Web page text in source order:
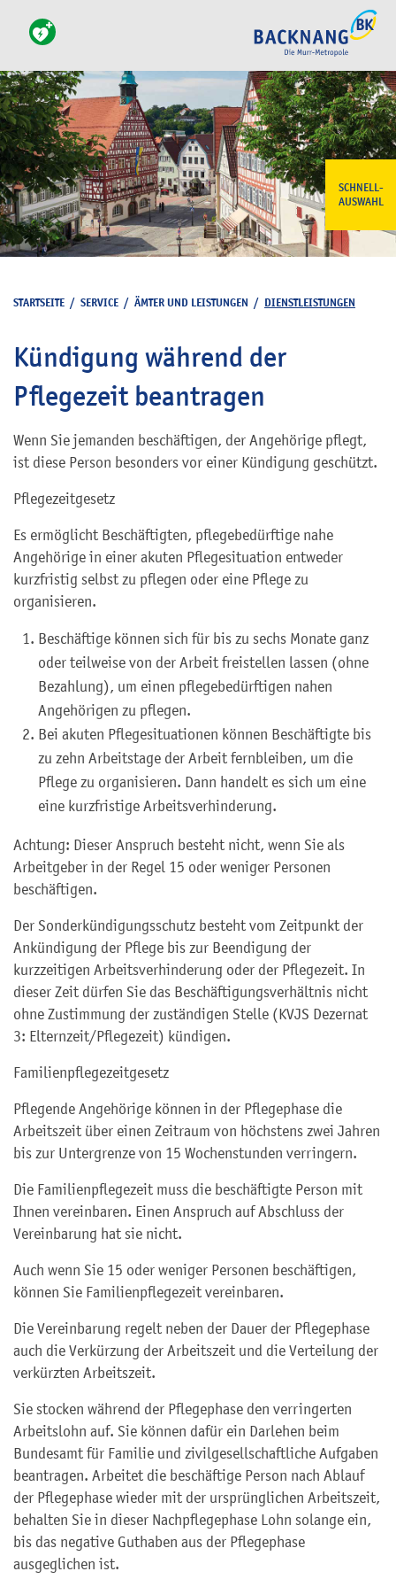
SCHNELL-
AUSWAHL
STARTSEITE / SERVICE / ÄMTER UND LEISTUNGEN / DIENSTLEISTUNGEN
Kündigung während der
Pflegezeit beantragen
Wenn Sie jemanden beschäftigen, der Angehörige pflegt,
ist diese Person besonders vor einer Kündigung geschützt.
Pflegezeitgesetz
Es ermöglicht Beschäftigten, pflegebedürftige nahe
Angehörige in einer akuten Pflegesituation entweder
kurzfristig selbst zu pflegen oder eine Pflege zu
organisieren.
Beschäftige können sich für bis zu sechs Monate ganz
oder teilweise von der Arbeit freistellen lassen (ohne
Bezahlung), um einen pflegebedürftigen nahen
Angehörigen zu pflegen.
Bei akuten Pflegesituationen können Beschäftigte bis
zu zehn Arbeitstage der Arbeit fernbleiben, um die
Pflege zu organisieren. Dann handelt es sich um eine
eine kurzfristige Arbeitsverhinderung.
Achtung: Dieser Anspruch besteht nicht, wenn Sie als
Arbeitgeber in der Regel 15 oder weniger Personen
beschäftigen.
Der Sonderkündigungsschutz besteht vom Zeitpunkt der
Ankündigung der Pflege bis zur Beendigung der
kurzzeitigen Arbeitsverhinderung oder der Pflegezeit. In
dieser Zeit dürfen Sie das Beschäftigungsverhältnis nicht
ohne Zustimmung der zuständigen Stelle (KVJS Dezernat
3: Elternzeit/Pflegezeit) kündigen.
Familienpflegezeitgesetz
Pflegende Angehörige können in der Pflegephase die
Arbeitszeit über einen Zeitraum von höchstens zwei Jahren
bis zur Untergrenze von 15 Wochenstunden verringern.
Die Familienpflegezeit muss die beschäftigte Person mit
Ihnen vereinbaren. Einen Anspruch auf Abschluss der
Vereinbarung hat sie nicht.
Auch wenn Sie 15 oder weniger Personen beschäftigen,
können Sie Familienpflegezeit vereinbaren.
Die Vereinbarung regelt neben der Dauer der Pflegephase
auch die Verkürzung der Arbeitszeit und die Verteilung der
verkürzten Arbeitszeit.
Sie stocken während der Pflegephase den verringerten
Arbeitslohn auf. Sie können dafür ein Darlehen beim
Bundesamt für Familie und zivilgesellschaftliche Aufgaben
beantragen. Arbeitet die beschäftige Person nach Ablauf
der Pflegephase wieder mit der ursprünglichen Arbeitszeit,
behalten Sie in dieser Nachpflegephase Lohn solange ein,
bis das negative Guthaben aus der Pflegephase
ausgeglichen ist.